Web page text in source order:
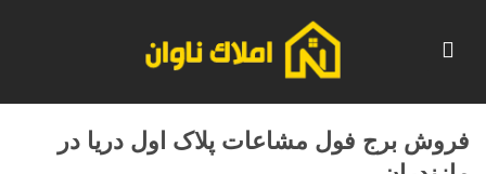
فروش برج فول مشاعات پلاک اول دریا در